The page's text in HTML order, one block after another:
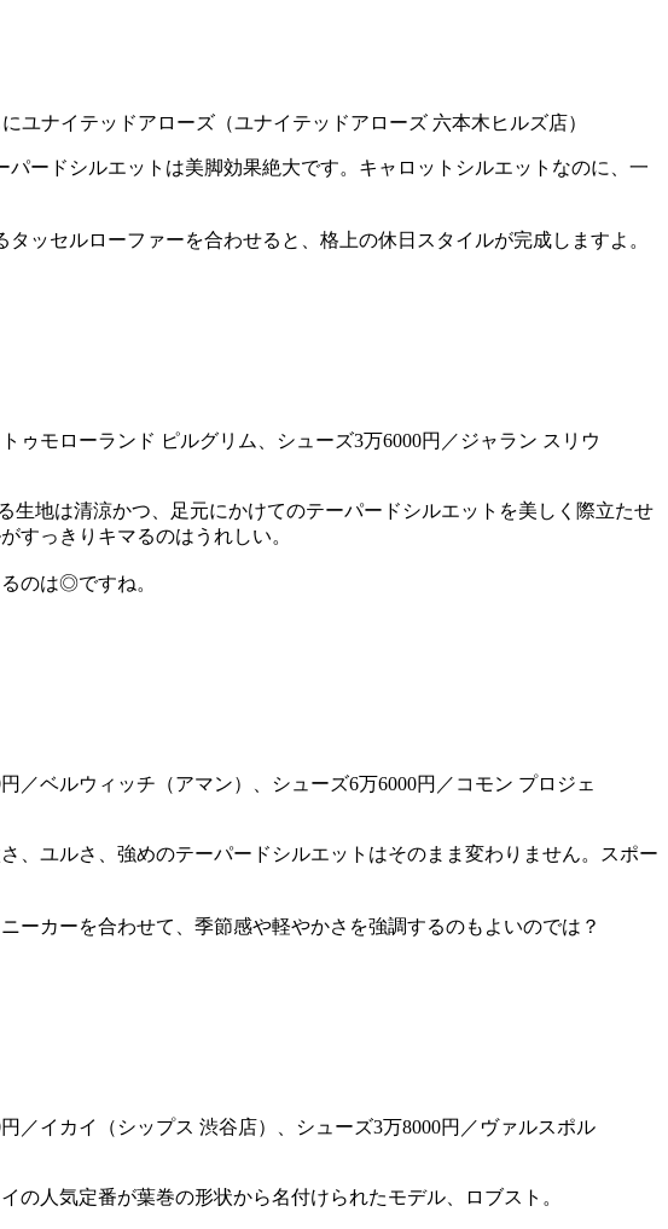
ユナイテッドアローズ（ユナイテッドアローズ 六本木ヒルズ店）
ードシルエットは美脚効果絶大です。キャロットシルエットなのに、一
ッセルローファーを合わせると、格上の休日スタイルが完成しますよ。
モローランド ピルグリム、シューズ3万6000円／ジャラン スリウ
地は清涼かつ、足元にかけてのテーパードシルエットを美しく際立たせ
すっきりキマるのはうれしい。
のは◎ですね。
／ベルウィッチ（アマン）、シューズ6万6000円／コモン プロジェ
、ユルさ、強めのテーパードシルエットはそのまま変わりません。スポー
ーカーを合わせて、季節感や軽やかさを強調するのもよいのでは？
／イカイ（シップス 渋谷店）、シューズ3万8000円／ヴァルスポル
人気定番が葉巻の形状から名付けられたモデル、ロブスト。